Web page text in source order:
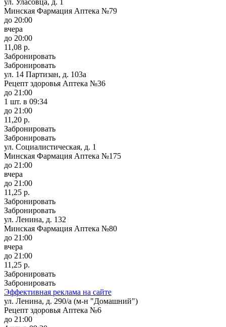
Минская Фармация Аптека №79
до 20:00
вчера
до 20:00
11,08 р.
Забронировать
Забронировать
ул. 14 Партизан, д. 103а
Рецепт здоровья Аптека №36
до 21:00
1 шт. в 09:34
до 21:00
11,20 р.
Забронировать
Забронировать
ул. Социалистическая, д. 1
Минская Фармация Аптека №175
до 21:00
вчера
до 21:00
11,25 р.
Забронировать
Забронировать
ул. Ленина, д. 132
Минская Фармация Аптека №80
до 21:00
вчера
до 21:00
11,25 р.
Забронировать
Забронировать
Эффективная реклама на сайте
ул. Ленина, д. 290/а (м-н "Домашний")
Рецепт здоровья Аптека №6
до 21:00